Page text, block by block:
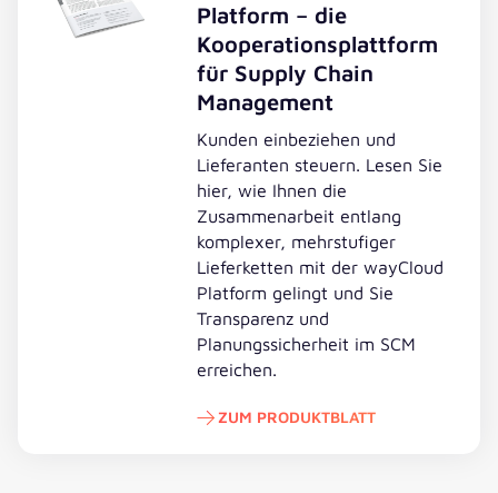
Platform – die
Kooperationsplattform
für Supply Chain
Management
Kunden einbeziehen und
Lieferanten steuern. Lesen Sie
hier, wie Ihnen die
Zusammenarbeit entlang
komplexer, mehrstufiger
Lieferketten mit der wayCloud
Platform gelingt und Sie
Transparenz und
Planungssicherheit im SCM
erreichen.
ZUM PRODUKTBLATT